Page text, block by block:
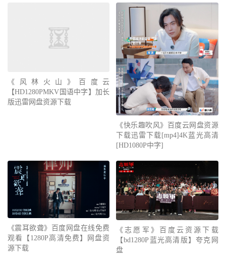
《风林火山》百度云
【HD1280PMKV国语中字】加长
版迅雷网盘资源下载
《快乐趣吹风》百度云网盘资源
下载迅雷下载[mp4]4K蓝光高清
[HD1080P中字]
《震耳欲聋》百度网盘在线免费
观看【1280P高清免费】网盘资
源下载
《志愿军》百度云资源下载
【bd1280P蓝光高清版】夸克网
盘